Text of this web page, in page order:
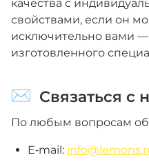
качества с
свойствами, если он
исключительно вами
изготовленного
Связаться с
По любым вопросам
E‑mail: